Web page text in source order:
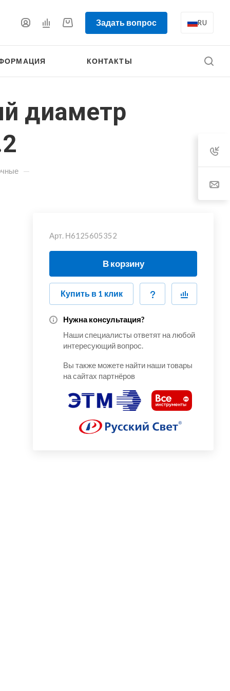
Задать вопрос RU
КОНТАКТЫ
диаметр
—
Арт. Н6125605352
В корзину
Купить в 1 клик
Нужна консультация?
Наши специалисты ответят на любой
интересующий вопрос.
Вы также можете найти наши товары
на сайтах партнёров